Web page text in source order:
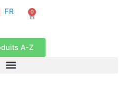
FR
EN
0
Panier
A-Z